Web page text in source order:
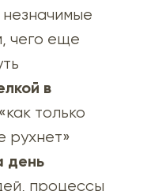
чего еще
в
только
рухнет»
день
процессы